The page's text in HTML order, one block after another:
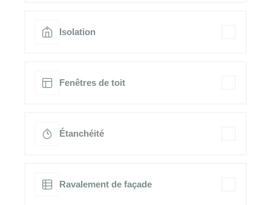
Isolation
Fenêtres de toit
Étanchéité
Ravalement de façade